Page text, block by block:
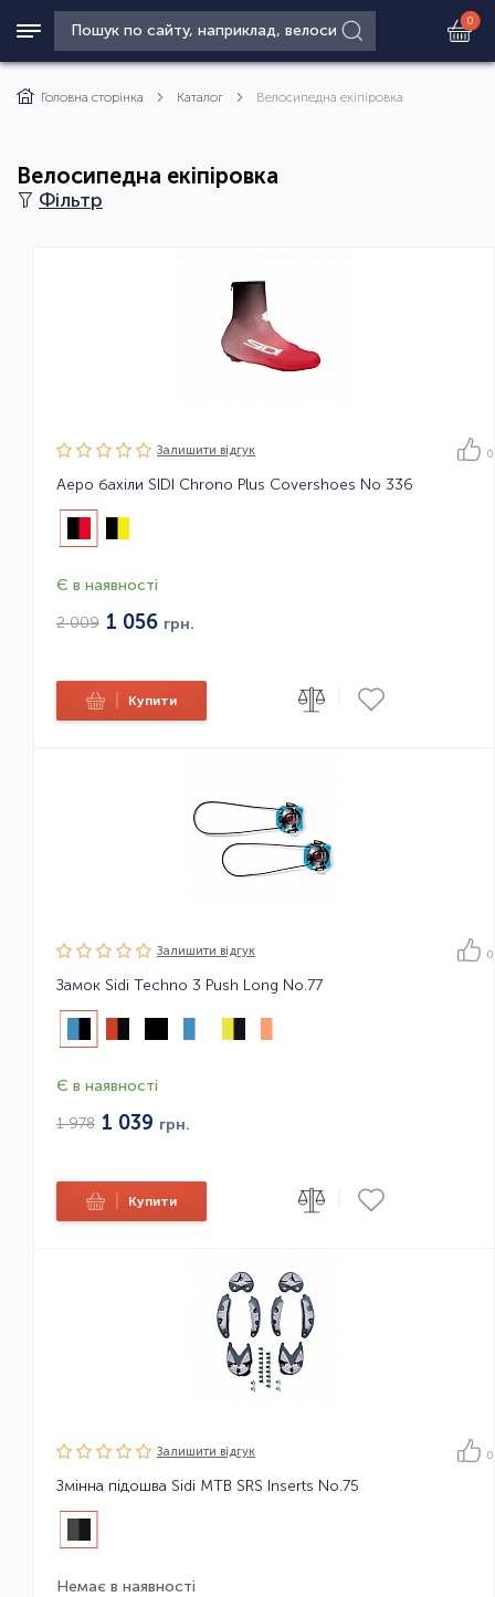
0
Головна сторінка Каталог Велосипедна екіпіровка
Велосипедна екіпіровка
Фільтр
Залишити вiдгук 0
Аеро бахіли SIDI Chrono Plus Covershoes No 336
Є в наявності
2 009 1 056 грн.
Купити
Залишити вiдгук 0
Замок Sidi Techno 3 Push Long No.77
Є в наявності
1 978 1 039 грн.
Купити
Залишити вiдгук 0
Змінна підошва Sidi MTB SRS Inserts No.75
Немає в наявності